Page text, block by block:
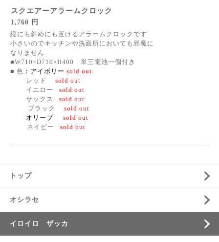
スクエアーアラームクロック
1,760 円
縦にも斜めにも置けるアラームクロックです
小さいのでキッチンや洗面所においても邪魔に
なりません
■W710×D710×H400 単三電池一個付き
■ 色 ： アイボリー sold out
レッド
sold out
イエロー
sold out
サックス
sold out
ブラック
sold out
オリーブ
sold out
ネイビー
sold out
トップ
オシラセ
イロイロ ザッカ